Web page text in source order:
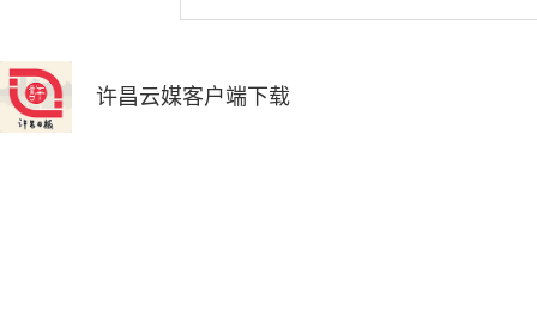
许昌云媒客户端下载